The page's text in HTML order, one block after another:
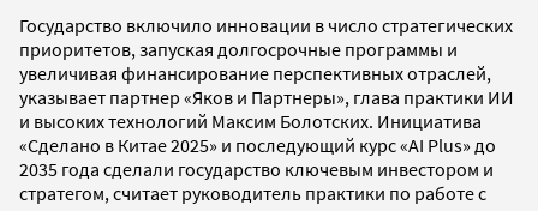
Государство включило инновации в число стратегических
приоритетов, запуская долгосрочные программы и
увеличивая финансирование перспективных отраслей,
указывает партнер «Яков и Партнеры», глава практики ИИ
и высоких технологий Максим Болотских. Инициатива
«Сделано в Китае 2025» и последующий курс «AI Plus» до
2035 года сделали государство ключевым инвестором и
стратегом, считает руководитель практики по работе с